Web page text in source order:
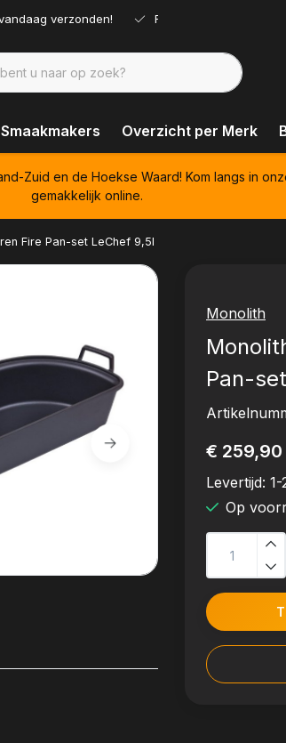
verzonden! Ruim assortiment!
Smaakmakers Overzicht per Merk
Zuid en de Hoekse Waard! Kom langs in
gemakkelijk online.
Fire Pan-set LeChef 9,5l
Monolith
Pan-
€ 259,90
Levertijd:
Op